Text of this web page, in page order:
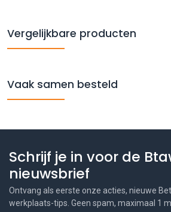
Vergelijkbare producten
Vaak samen besteld
Schrijf je in voor de
nieuwsbrief
Ontvang als eerste onze acties, nieuwe
werkplaats-tips. Geen spam, maximaal 1